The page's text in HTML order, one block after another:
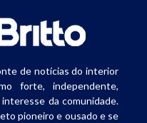
de notícias do interior
forte, independente,
da comunidade.
pioneiro e ousado e se